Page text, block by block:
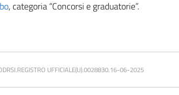
, categoria “Concorsi e graduatorie”.
UFFICIALE(U).0028830.16-06-2025